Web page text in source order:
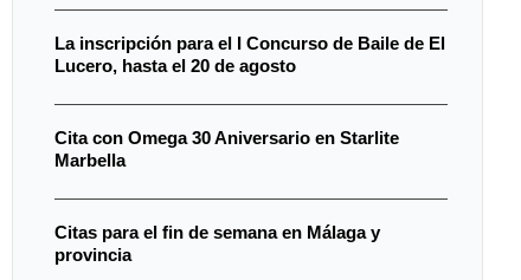
La inscripción para el I Concurso de Baile de El
Lucero, hasta el 20 de agosto
Cita con Omega 30 Aniversario en Starlite
Marbella
Citas para el fin de semana en Málaga y
provincia